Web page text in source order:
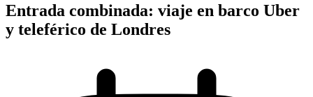
Entrada combinada: viaje en barco Uber
y teleférico de Londres